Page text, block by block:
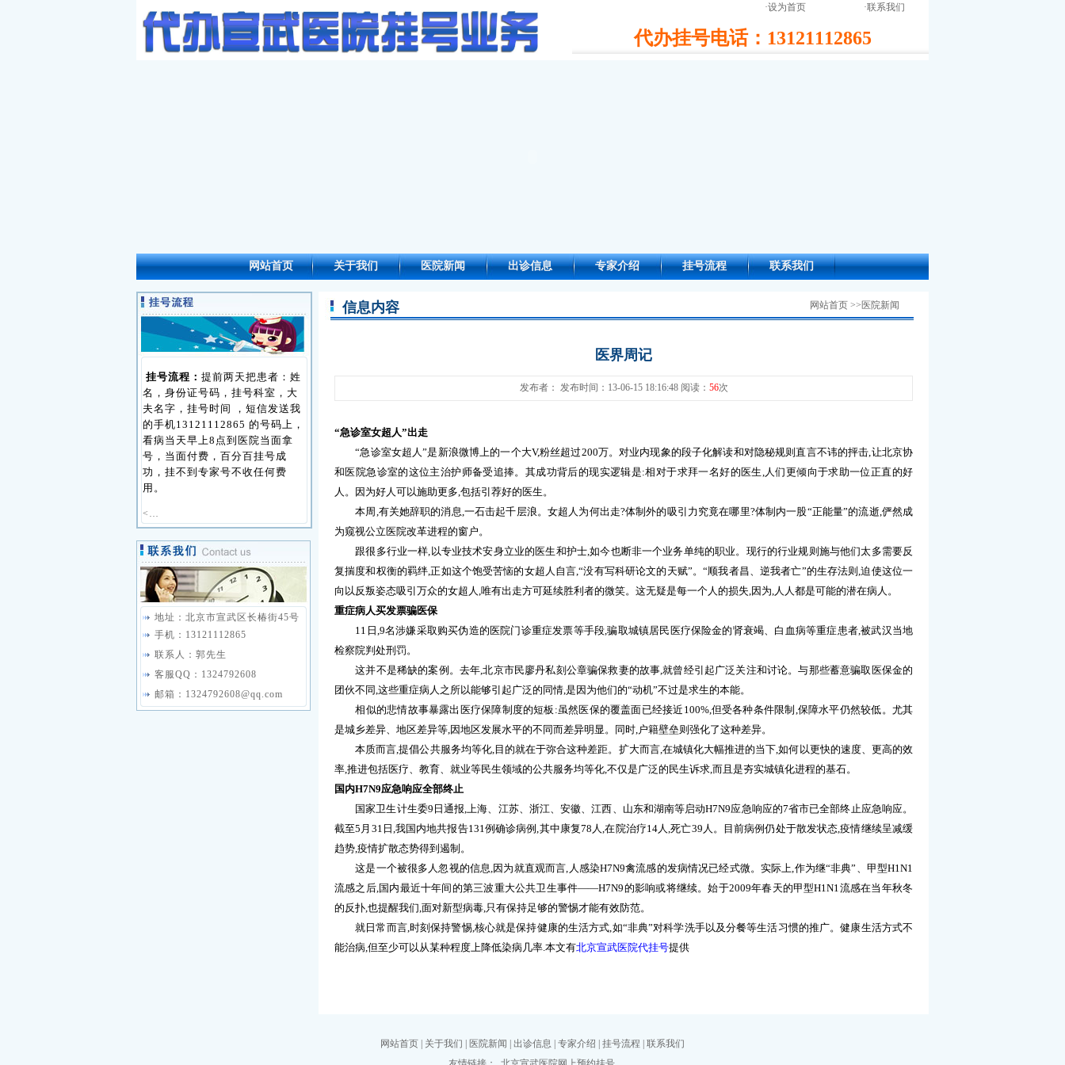
·设为首页 ·联系我们
代办挂号电话：13121112865
网站首页 关于我们 医院新闻 出诊信息 专家介绍 挂号流程 联系我们
挂号流程： 提前两天把患者：姓
名，身份证号码，挂号科室，大
夫名字，挂号时间 ，短信发送我
的手机13121112865 的号码上，
看病当天早上8点到医院当面拿
号，当面付费，百分百挂号成
功，挂不到专家号不收任何费
用。
<…
地址：北京市宣武区长椿街45号
手机：13121112865
联系人：郭先生
客服QQ：1324792608
邮箱：1324792608@qq.com
信息内容 网站首页 >>医院新闻
医界周记
发布者： 发布时间：13-06-15 18:16:48 阅读： 56次
“急诊室女超人”出走
“急诊室女超人”是新浪微博上的一个大V,粉丝超过200万。对业内现象的段子化解读和对隐秘规则直言不讳的抨击,让北京协
和医院急诊室的这位主治护师备受追捧。其成功背后的现实逻辑是:相对于求拜一名好的医生,人们更倾向于求助一位正直的好
人。因为好人可以施助更多,包括引荐好的医生。
本周 ,有关她辞职的消息,一石击起千层浪。女超人为何出走?体制外的吸引力究竟在哪里?体制内一股“正能量”的流逝,俨然成
为窥视公立医院改革进程的窗户。
跟很多行业一样, 以专业技术安身立业的医生和护士,如今也断非一个业务单纯的职业。现行的行业规则施与他们太多需要反
复揣度和权衡的羁绊,正如这个饱受苦恼的女超人自言,“没有写科研论文的天赋”。“顺我者昌、逆我者亡”的生存法则,迫使这位一
向以反叛姿态吸引万众的女超人,唯有出走方可延续胜利者的微笑。这无疑是每一个人的损失,因为,人人都是可能的潜在病人。
重症病人买发票骗医保
11 日 ,9名涉嫌采取购买伪造的医院门诊重症发票等手段,骗取城镇居民医疗保险金的肾衰竭、白血病等重症患者,被武汉当地
检察院判处刑罚。
这并不是稀缺的案例。去年,北京市民廖丹私刻公章骗保救妻的故事,就曾经引起广泛关注和讨论。与那些蓄意骗取医保金的
团伙不同,这些重症病人之所以能够引起广泛的同情,是因为他们的“动机”不过是求生的本能。
相似的悲情故事暴露出医疗保障制度的短板 :虽然医保的覆盖面已经接近 100%,但受各种条件限制 ,保障水平仍然较低。尤其
是城乡差异、地区差异等,因地区发展水平的不同而差异明显。同时,户籍壁垒则强化了这种差异。
本质而言,提倡公共服务均等化,目的就在于弥合这种差距。扩大而言,在城镇化大幅推进的当下,如何以更快的速度、更高的效
率,推进包括医疗、教育、就业等民生领域的公共服务均等化,不仅是广泛的民生诉求,而且是夯实城镇化进程的基石。
国内H7N9应急响应全部终止
国家卫生计生委9 日通报,上海、江苏、浙江、安徽、江西、山东和湖南等启动H7N9应急响应的7省市已全部终止应急响应。
截至5 月 31 日 ,我国内地共报告131例确诊病例,其中康复78 人,在院治疗14人,死亡39 人。目前病例仍处于散发状态,疫情继续呈减缓
趋势,疫情扩散态势得到遏制。
这是一个被很多人忽视的信息,因为就直观而言, 人感染H7N9禽流感的发病情况已经式微。实际上,作为继“非典” 、甲型H1N1
流感之后,国内最近十年间的第三波重大公共卫生事件——H7N9的影响或将继续。始于2009年春天的甲型H1N1流感在当年秋冬
的反扑,也提醒我们,面对新型病毒,只有保持足够的警惕才能有效防范。
就日常而言,时刻保持警惕,核心就是保持健康的生活方式,如“非典”对科学洗手以及分餐等生活习惯的推广。健康生活方式不
能治病,但至少可以从某种程度上降低染病几率.本文有北京宣武医院代挂号提供
网站首页 关于我们 医院新闻 出诊信息 专家介绍 挂号流程
联系我们